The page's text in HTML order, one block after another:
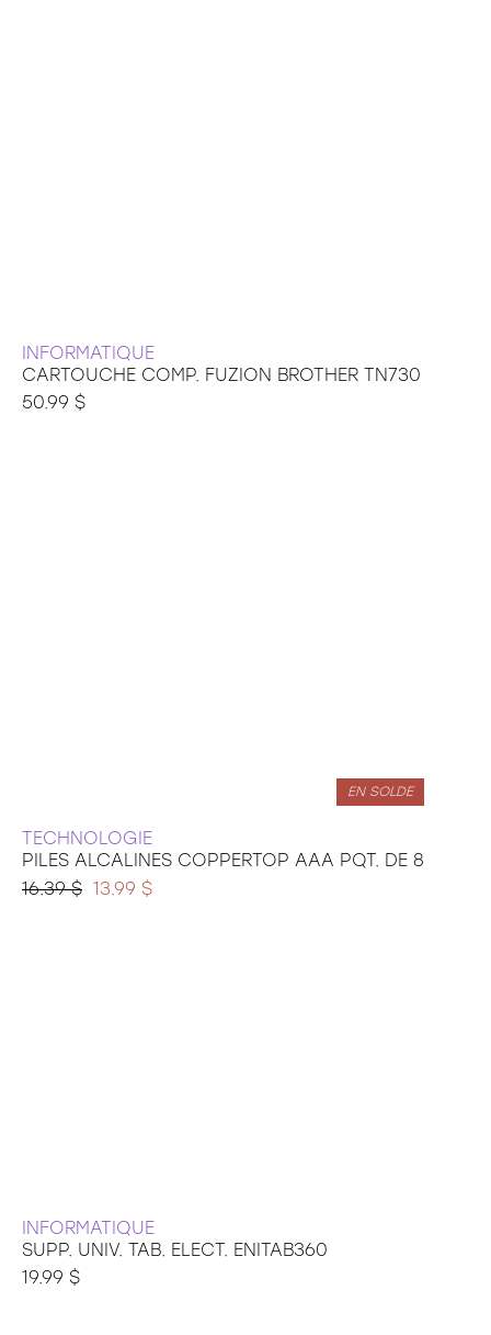
INFORMATIQUE
CARTOUCHE COMP. FUZION BROTHER TN730
50.99 $
EN SOLDE
TECHNOLOGIE
PILES ALCALINES COPPERTOP AAA PQT. DE 8
16.39 $ 13.99 $
INFORMATIQUE
SUPP. UNIV. TAB. ELECT. ENITAB360
19.99 $